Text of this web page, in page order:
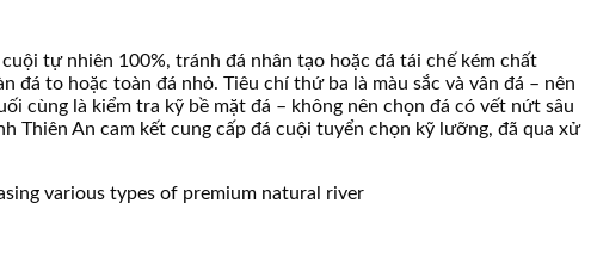
tự nhiên 100%, tránh đá nhân tạo hoặc đá tái chế kém chất
to hoặc toàn đá nhỏ. Tiêu chí thứ ba là màu sắc và vân đá – nên
cùng là kiểm tra kỹ bề mặt đá – không nên chọn đá có vết nứt sâu
Thiên An cam kết cung cấp đá cuội tuyển chọn kỹ lưỡng, đã qua xử